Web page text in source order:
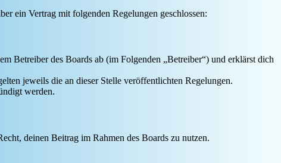
ein Vertrag mit folgenden Regelungen geschlossen:
Betreiber des Boards ab (im Folgenden „Betreiber“) und erklärst dich
jeweils die an dieser Stelle veröffentlichten Regelungen.
werden.
deinen Beitrag im Rahmen des Boards zu nutzen.